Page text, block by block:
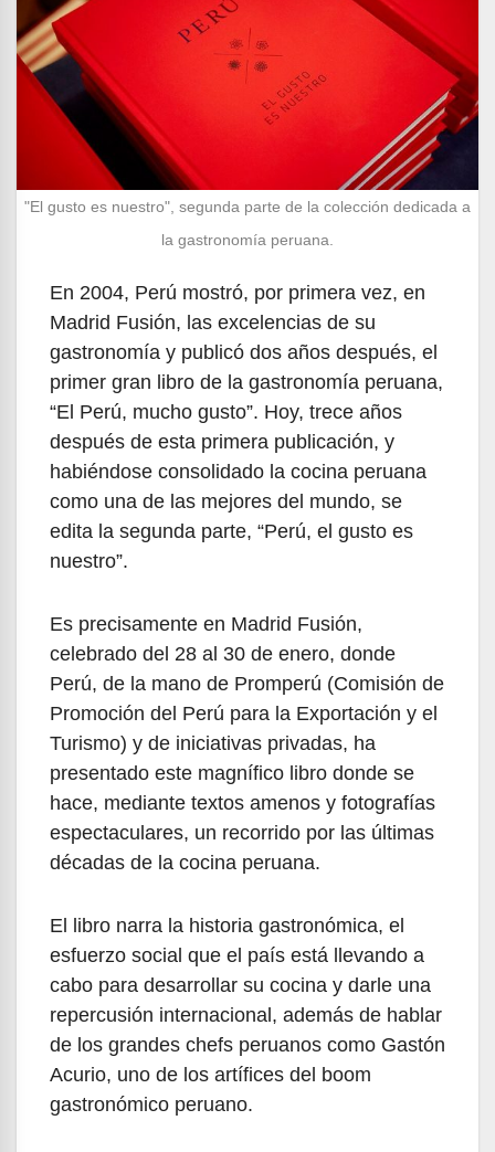
"El gusto es nuestro", segunda parte de la colección dedicada a
la gastronomía peruana.
En 2004, Perú mostró, por primera vez, en
Madrid Fusión, las excelencias de su
gastronomía y publicó dos años después, el
primer gran libro de la gastronomía peruana,
“El Perú, mucho gusto”. Hoy, trece años
después de esta primera publicación, y
habiéndose consolidado la cocina peruana
como una de las mejores del mundo, se
edita la segunda parte, “Perú, el gusto es
nuestro”.
Es precisamente en Madrid Fusión,
celebrado del 28 al 30 de enero, donde
Perú, de la mano de Promperú (Comisión de
Promoción del Perú para la Exportación y el
Turismo) y de iniciativas privadas, ha
presentado este magnífico libro donde se
hace, mediante textos amenos y fotografías
espectaculares, un recorrido por las últimas
décadas de la cocina peruana.
El libro narra la historia gastronómica, el
esfuerzo social que el país está llevando a
cabo para desarrollar su cocina y darle una
repercusión internacional, además de hablar
de los grandes chefs peruanos como Gastón
Acurio, uno de los artífices del boom
gastronómico peruano.